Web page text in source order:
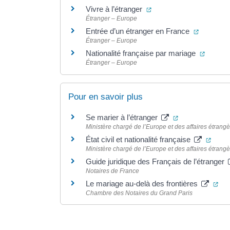
Vivre à l’étranger (ouverture dans un
Étranger – Europe
Entrée d’un étranger en France
Étranger – Europe
Nationalité française par mariage
Étranger – Europe
Pour en savoir plus
Se marier à l’étranger (ouverture
Ministère chargé de l’Europe et des affaires
État civil et nationalité française
Ministère chargé de l’Europe et des affaires
Guide juridique des Français de l’étranger
Notaires de France
Le mariage au-delà des frontières
Chambre des Notaires du Grand Paris